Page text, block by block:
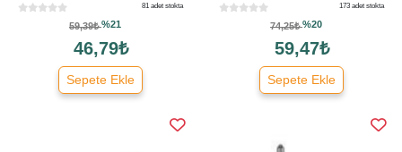
81 adet stokta
59,39₺%21
46,79₺
Sepete Ekle
173 adet stokta
74,25₺%20
59,47₺
Sepete Ekle